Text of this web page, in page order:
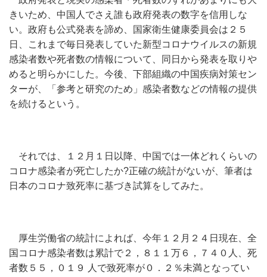
きいため、中国人でさえ誰も政府発表の数字を信用しな
い。政府も公式発表を諦め、国家衛生健康委員会は２５
日、これまで毎日発表していた新型コロナウイルスの新規
感染者数や死者数の情報について、同日から発表を取りや
めると明らかにした。今後、下部組織の中国疾病対策セン
ターが、「参考と研究のため」感染者数などの情報の提供
を続けるという。
それでは、１２月１日以降、中国では一体どれくらいの
コロナ感染者が死亡したか?正確の統計がないが、筆者は
日本のコロナ致死率に基づき試算をしてみた。
厚生労働省の統計によれば、今年１２月２４日現在、全
国コロナ感染者数は累計で２，８１１万６，７４０人、死
者数５５，０１９ 人で致死率が０．２％未満となってい